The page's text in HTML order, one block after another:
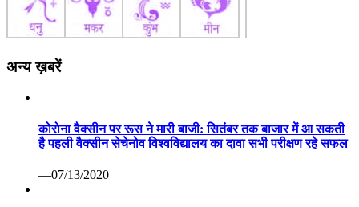
अन्य ख़बरें
कोरोना वैक्सीन पर रूस ने मारी बाजी: सितंबर तक बाजार में आ सकती
है पहली वैक्सीन सेचेनोव विश्वविद्यालय का दावा सभी परीक्षण रहे सफल
—07/13/2020